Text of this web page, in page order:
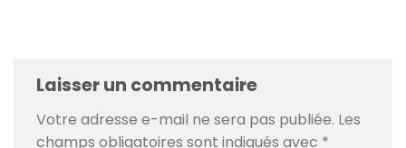
Laisser un commentaire
Votre adresse e-mail ne sera pas publiée. Les
champs obligatoires sont indiqués avec *